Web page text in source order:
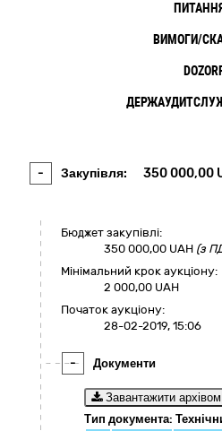
ПИТАННЯ
ВИМОГИ/
- Закупівля: 350 000,00
Бюджет закупівлі:
350 000,00 UAH (з
Мінімальний крок аукціону:
2 000,00 UAH
Початок аукціону:
28-02-2019, 15:06
- Документи
Завантажити архівом
Тип документа: